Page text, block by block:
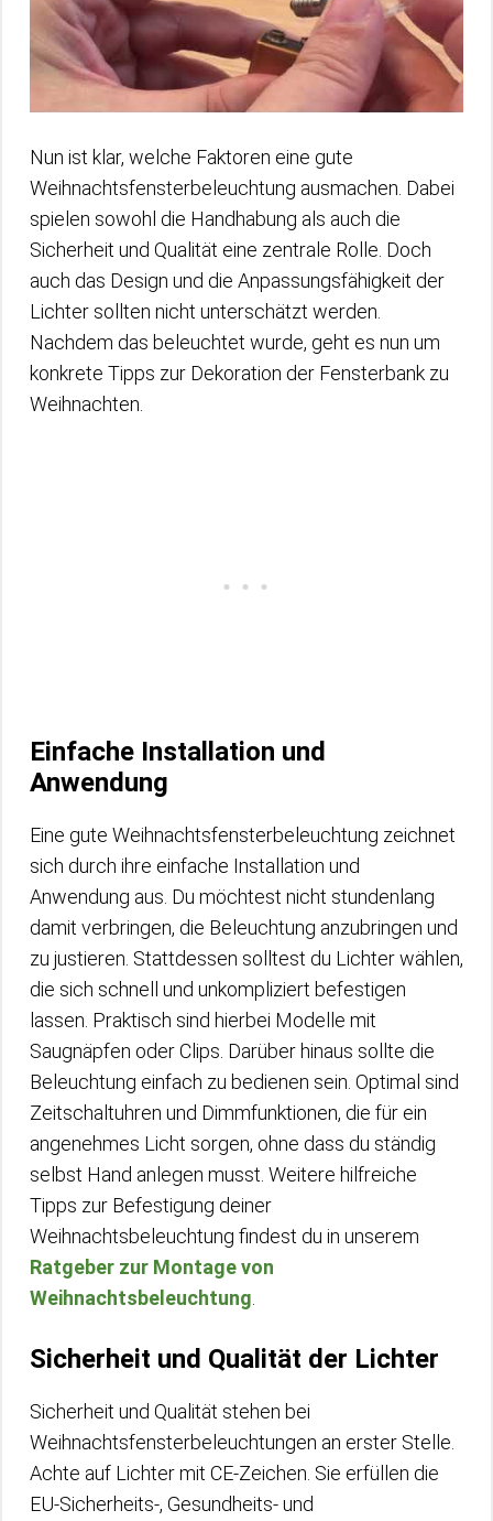
Nun ist klar, welche Faktoren eine gute
Weihnachtsfensterbeleuchtung ausmachen. Dabei
spielen sowohl die Handhabung als auch die
Sicherheit und Qualität eine zentrale Rolle. Doch
auch das Design und die Anpassungsfähigkeit der
Lichter sollten nicht unterschätzt werden.
Nachdem das beleuchtet wurde, geht es nun um
konkrete Tipps zur Dekoration der Fensterbank zu
Weihnachten.
Einfache Installation und
Anwendung
Eine gute Weihnachtsfensterbeleuchtung zeichnet
sich durch ihre einfache Installation und
Anwendung aus. Du möchtest nicht stundenlang
damit verbringen, die Beleuchtung anzubringen und
zu justieren. Stattdessen solltest du Lichter wählen,
die sich schnell und unkompliziert befestigen
lassen. Praktisch sind hierbei Modelle mit
Saugnäpfen oder Clips. Darüber hinaus sollte die
Beleuchtung einfach zu bedienen sein. Optimal sind
Zeitschaltuhren und Dimmfunktionen, die für ein
angenehmes Licht sorgen, ohne dass du ständig
selbst Hand anlegen musst. Weitere hilfreiche
Tipps zur Befestigung deiner
Weihnachtsbeleuchtung findest du in unserem
Ratgeber zur Montage von
Weihnachtsbeleuchtung
Sicherheit und Qualität der Lichter
Sicherheit und Qualität stehen bei
Weihnachtsfensterbeleuchtungen an erster Stelle.
Achte auf Lichter mit CE-Zeichen. Sie erfüllen die
EU-Sicherheits-, Gesundheits- und